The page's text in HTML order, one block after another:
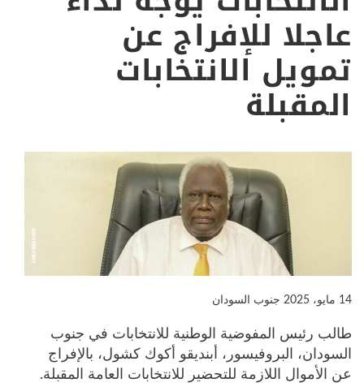
عاجلا للإفراج عن
تمويل الانتخابات
المقبلة
14 مايو، 2025 جنوب السودان
طالب رئيس المفوضية الوطنية للانتخابات في جنوب
السودان، البروفيسور، أبنديقو أكوك كشول، بالإفراج
عن الأموال اللازمة للتحضير للانتخابات العامة المقبلة.